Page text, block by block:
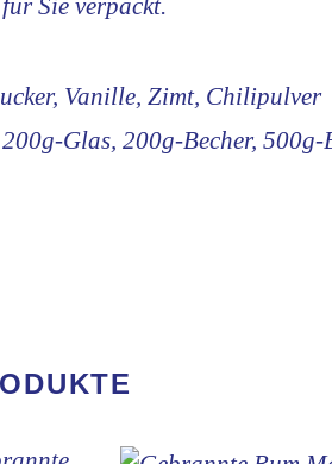
Sie verpackt.
Vanille, Zimt, Chilipulver
Glas, 200g-Becher, 500g-